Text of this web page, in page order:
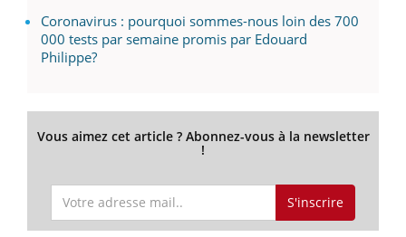
Coronavirus : pourquoi sommes-nous loin des 700
000 tests par semaine promis par Edouard
Philippe?
Vous aimez cet article ? Abonnez-vous à la newsletter
!
S'inscrire